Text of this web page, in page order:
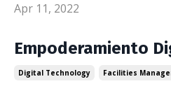
Apr 11, 2022
Empoderamiento
Digital Technology Facilities